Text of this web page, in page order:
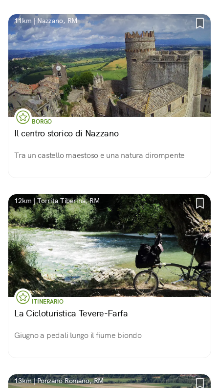
11km | Nazzano, RM
BORGO
Il centro storico di Nazzano
Tra un castello maestoso e una natura dirompente
12km | Torrita Tiberina, RM
ITINERARIO
La Cicloturistica Tevere-Farfa
Giugno a pedali lungo il fiume biondo
13km | Ponzano Romano, RM